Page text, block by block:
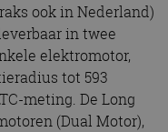
ook in Nederland)
in twee
elektromotor,
tot 593
meting. De Long
(Dual Motor),